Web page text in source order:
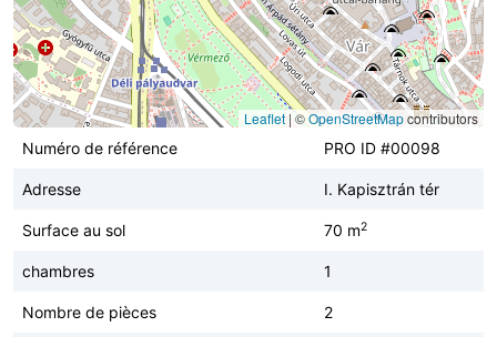
Leaflet |©OpenStreetMapcontributors
Numéro de référence
PRO ID #00098
Adresse I. Kapisztrán tér
Surface au sol 70 m2
chambres 1
Nombre de pièces 2